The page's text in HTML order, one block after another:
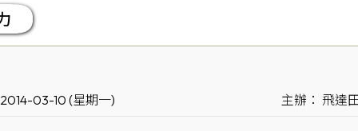
03-10 (星期一) 主辦： 飛達